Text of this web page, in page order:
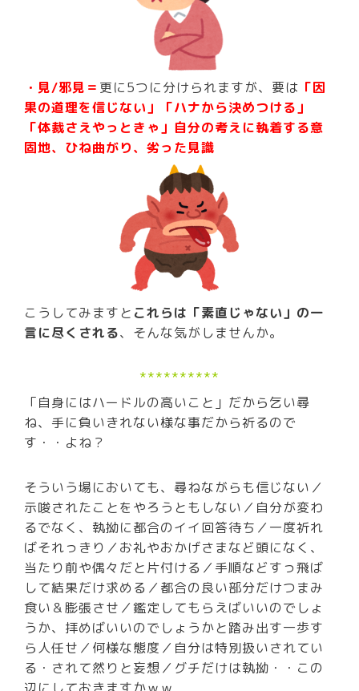
・見/邪見＝ 更に5つに分けられますが、要は 「因
果の道理を信じない」「ハナから決めつける」
「体裁さえやっときゃ」自分の考えに執着する意
固地、ひね曲がり、劣った見識
こうしてみますと これらは「素直じゃない」の一
言に尽くされる、そんな気がしませんか。
**********
「自身にはハードルの高いこと」だから乞い尋
ね、手に負いきれない様な事だから祈るので
す・・よね？
そういう場においても、尋ねながらも信じない／
示唆されたことをやろうともしない／自分が変わ
るでなく、執拗に都合のイイ回答待ち／一度祈れ
ばそれっきり／お礼やおかげさまなど頭になく、
当たり前や偶々だと片付ける／手順などすっ飛ば
して結果だけ求める／都合の良い部分だけつまみ
食い＆膨張させ／鑑定してもらえばいいのでしょ
うか、拝めばいいのでしょうかと踏み出す一歩す
ら人任せ／何様な態度／自分は特別扱いされてい
る・されて然りと妄想／グチだけは執拗・・この